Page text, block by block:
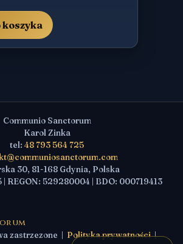
koszyka
Communio Sanctorum
Karol Zinka
tel: 48 793 564 725
30, 81-168 Gdynia, Polska
REGON: 529280004 | BDO: 000719413
zastrzezone | Polityka prywatności|